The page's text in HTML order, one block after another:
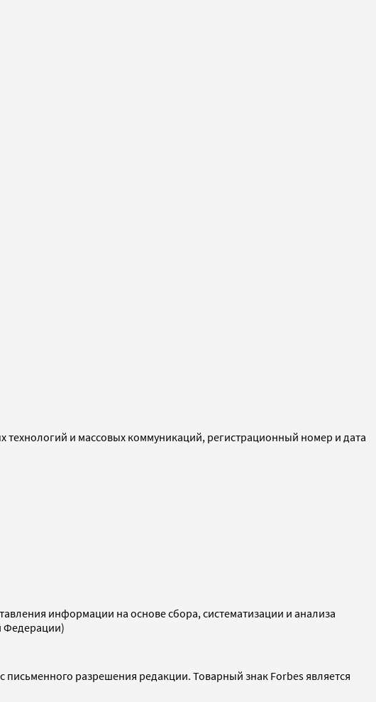
и массовых коммуникаций, регистрационный номер и дата
информации на основе сбора, систематизации и анализа
Федерации)
разрешения редакции. Товарный знак Forbes является